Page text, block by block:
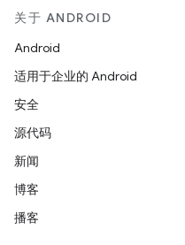
关于 ANDROID
Android
适用于企业的 Android
安全
源代码
新闻
博客
播客